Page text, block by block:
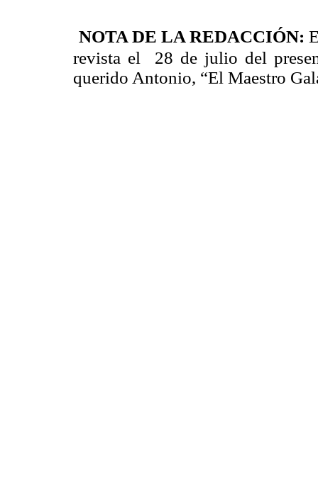
NOTA DE LA REDACCIÓN:
revista el 28 de julio del
querido Antonio, “El Maestro